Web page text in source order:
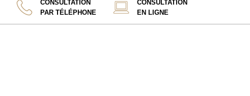
CONSULTATION
PAR TÉLÉPHONE
CONSULTATION
EN LIGNE